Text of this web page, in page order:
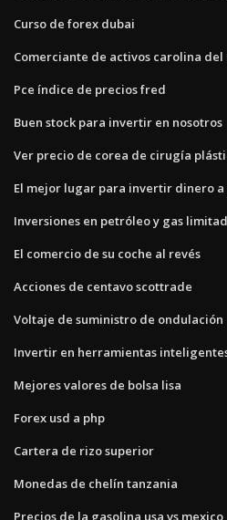
Curso de forex dubai
Comerciante de activos carolina del
Pce índice de precios fred
Buen stock para invertir en nosotros
Ver precio de corea de cirugía
El mejor lugar para invertir dinero
Inversiones en petróleo y gas
El comercio de su coche al revés
Acciones de centavo scottrade
Voltaje de suministro de ondulación
Invertir en herramientas
Mejores valores de bolsa lisa
Forex usd a php
Cartera de rizo superior
Monedas de chelín tanzania
Precios de la gasolina usa vs mexico